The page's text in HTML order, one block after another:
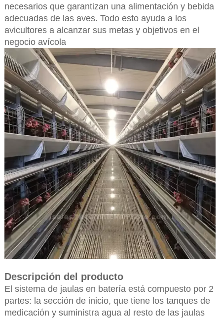
necesarios que garantizan una alimentación y bebida
adecuadas de las aves. Todo esto ayuda a los
avicultores a alcanzar sus metas y objetivos en el
negocio avícola
Descripción del producto
El sistema de jaulas en batería está compuesto por 2
partes: la sección de inicio, que tiene los tanques de
medicación y suministra agua al resto de las jaulas